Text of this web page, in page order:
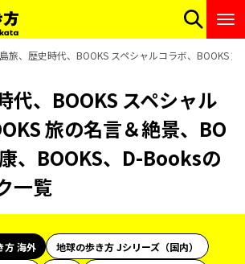
島旅、歴史時代、BOOKS スペシャルコラボ、BOOKS
代、BOOKS スペシャル
旅の名言＆絶景、BO
、BOOKS、D-Booksの
一覧
方 海外
地球の歩き方 Jシリーズ（国内）